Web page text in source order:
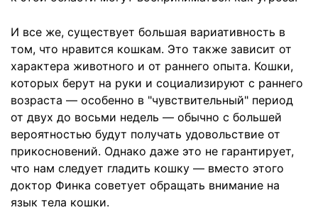
И все же, существует большая вариативность в
том, что нравится кошкам. Это также зависит от
характера животного и от раннего опыта. Кошки,
которых берут на руки и социализируют с раннего
возраста — особенно в "чувствительный" период
от двух до восьми недель — обычно с большей
вероятностью будут получать удовольствие от
прикосновений. Однако даже это не гарантирует,
что нам следует гладить кошку — вместо этого
доктор Финка советует обращать внимание на
язык тела кошки.